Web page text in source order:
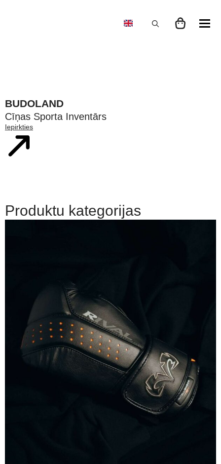
BUDOLAND
Cīņas Sporta Inventārs
Iepirkties
Produktu kategorijas